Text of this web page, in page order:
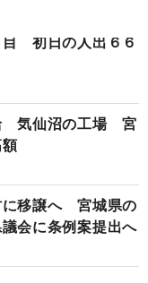
目 初日の人出６６
気仙沼の工場 宮
に移譲へ 宮城県の
会に条例案提出へ